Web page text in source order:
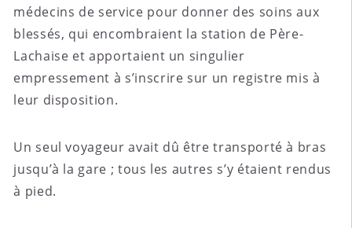
médecins de service pour donner des soins aux
blessés, qui encombraient la station de Père-
Lachaise et apportaient un singulier
empressement à s’inscrire sur un registre mis à
leur disposition.
Un seul voyageur avait dû être transporté à bras
jusqu’à la gare ; tous les autres s’y étaient rendus
à pied.